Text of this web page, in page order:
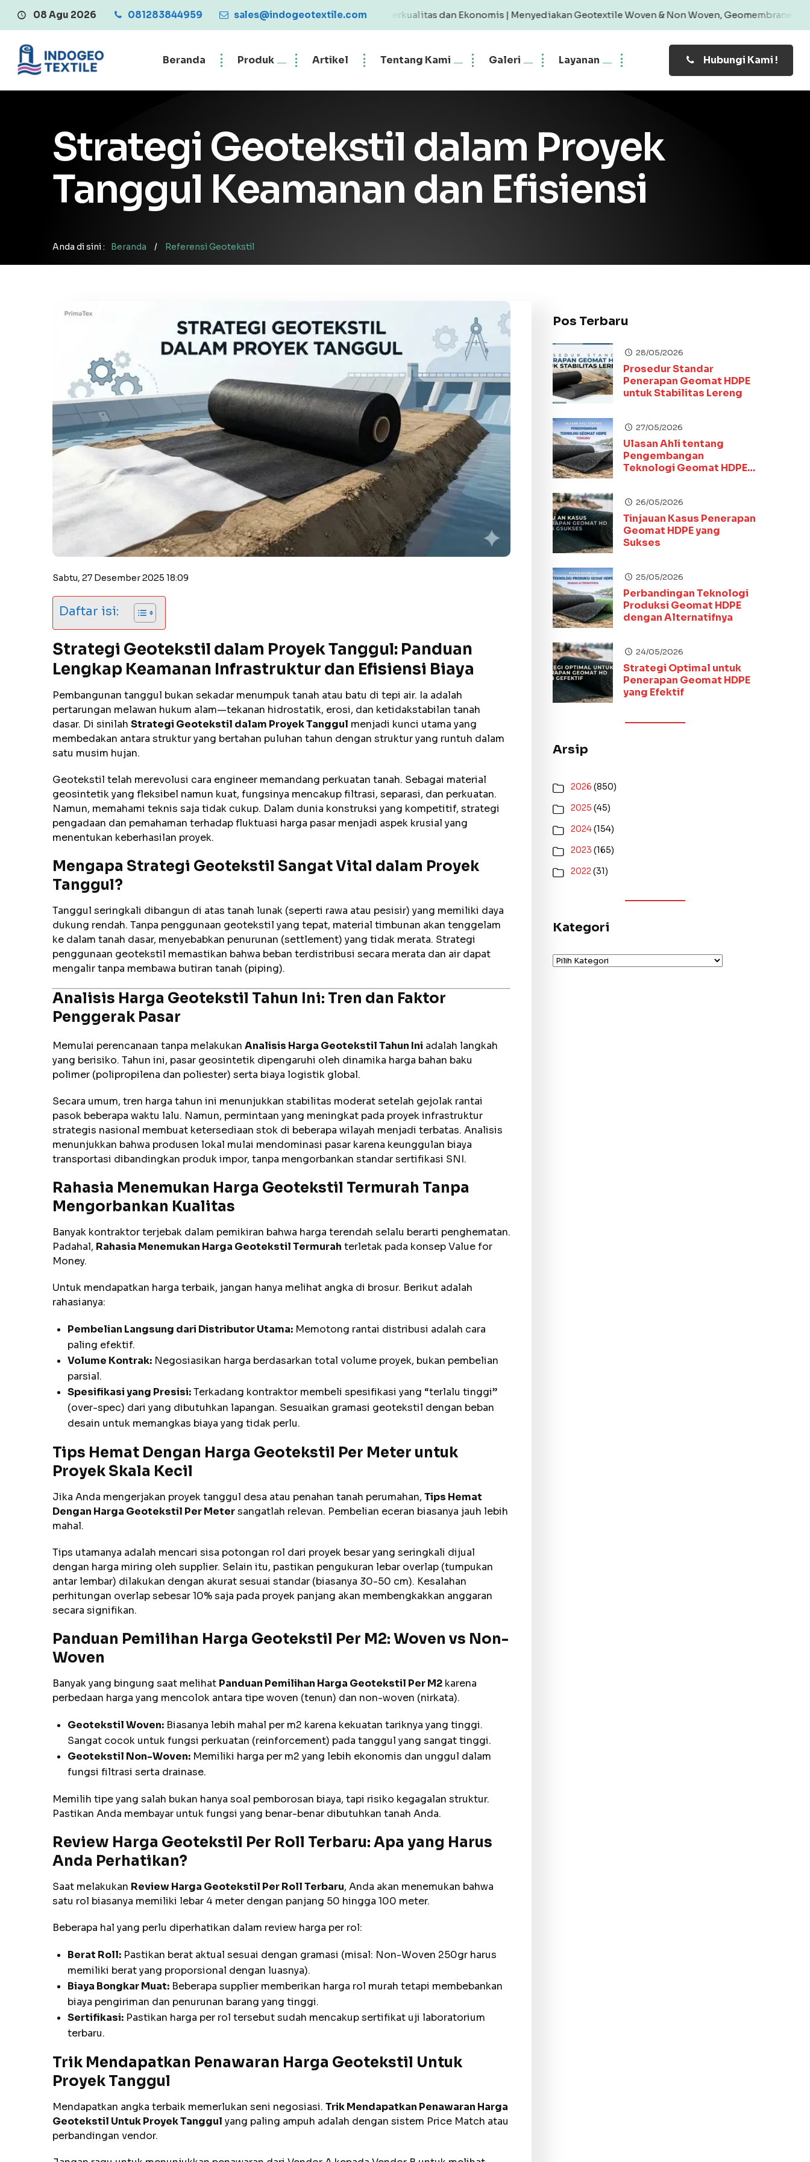
08 Agu 2026 081283844959 sales@indogeotextile.com
Central Penjualan Geotextile Berkualitas dan Ekonomis | Menyediakan Geotextile Woven & Non Woven, Geomembrane, Geobag,
Beranda Produk Artikel Tentang Kami Galeri Layanan Hubungi Kami !
Strategi Geotekstil dalam Proyek
Tanggul Keamanan dan Efisiensi
Anda di sini : Beranda / Referensi Geotekstil
Sabtu, 27 Desember 2025 18:09
Daftar isi:
Strategi Geotekstil dalam Proyek Tanggul: Panduan
Lengkap Keamanan Infrastruktur dan Efisiensi Biaya
Pembangunan tanggul bukan sekadar menumpuk tanah atau batu di tepi air. Ia adalah
pertarungan melawan hukum alam—tekanan hidrostatik, erosi, dan ketidakstabilan tanah
dasar. Di sinilah Strategi Geotekstil dalam Proyek Tanggul menjadi kunci utama yang
membedakan antara struktur yang bertahan puluhan tahun dengan struktur yang runtuh dalam
satu musim hujan.
Geotekstil telah merevolusi cara engineer memandang perkuatan tanah. Sebagai material
geosintetik yang fleksibel namun kuat, fungsinya mencakup filtrasi, separasi, dan perkuatan.
Namun, memahami teknis saja tidak cukup. Dalam dunia konstruksi yang kompetitif, strategi
pengadaan dan pemahaman terhadap fluktuasi harga pasar menjadi aspek krusial yang
menentukan keberhasilan proyek.
Mengapa Strategi Geotekstil Sangat Vital dalam Proyek
Tanggul?
Tanggul seringkali dibangun di atas tanah lunak (seperti rawa atau pesisir) yang memiliki daya
dukung rendah. Tanpa penggunaan geotekstil yang tepat, material timbunan akan tenggelam
ke dalam tanah dasar, menyebabkan penurunan (settlement) yang tidak merata. Strategi
penggunaan geotekstil memastikan bahwa beban terdistribusi secara merata dan air dapat
mengalir tanpa membawa butiran tanah (piping).
Analisis Harga Geotekstil Tahun Ini: Tren dan Faktor
Penggerak Pasar
Memulai perencanaan tanpa melakukan Analisis Harga Geotekstil Tahun Ini adalah langkah
yang berisiko. Tahun ini, pasar geosintetik dipengaruhi oleh dinamika harga bahan baku
polimer (polipropilena dan poliester) serta biaya logistik global.
Secara umum, tren harga tahun ini menunjukkan stabilitas moderat setelah gejolak rantai
pasok beberapa waktu lalu. Namun, permintaan yang meningkat pada proyek infrastruktur
strategis nasional membuat ketersediaan stok di beberapa wilayah menjadi terbatas. Analisis
menunjukkan bahwa produsen lokal mulai mendominasi pasar karena keunggulan biaya
transportasi dibandingkan produk impor, tanpa mengorbankan standar sertifikasi SNI.
Rahasia Menemukan Harga Geotekstil Termurah Tanpa
Mengorbankan Kualitas
Banyak kontraktor terjebak dalam pemikiran bahwa harga terendah selalu berarti penghematan.
Padahal, Rahasia Menemukan Harga Geotekstil Termurah terletak pada konsep Value for
Money.
Untuk mendapatkan harga terbaik, jangan hanya melihat angka di brosur. Berikut adalah
rahasianya:
Pembelian Langsung dari Distributor Utama: Memotong rantai distribusi adalah cara
paling efektif.
Volume Kontrak: Negosiasikan harga berdasarkan total volume proyek, bukan pembelian
parsial.
Spesifikasi yang Presisi:Terkadang kontraktor membeli spesifikasi yang “terlalu tinggi”
(over-spec) dari yang dibutuhkan lapangan. Sesuaikan gramasi geotekstil dengan beban
desain untuk memangkas biaya yang tidak perlu.
Tips Hemat Dengan Harga Geotekstil Per Meter untuk
Proyek Skala Kecil
Jika Anda mengerjakan proyek tanggul desa atau penahan tanah perumahan, Tips Hemat
Dengan Harga Geotekstil Per Metersangatlah relevan. Pembelian eceran biasanya jauh lebih
mahal.
Tips utamanya adalah mencari sisa potongan rol dari proyek besar yang seringkali dijual
dengan harga miring oleh supplier. Selain itu, pastikan pengukuran lebar overlap (tumpukan
antar lembar) dilakukan dengan akurat sesuai standar (biasanya 30-50 cm). Kesalahan
perhitungan overlap sebesar 10% saja pada proyek panjang akan membengkakkan anggaran
secara signifikan.
Panduan Pemilihan Harga Geotekstil Per M2: Woven vs Non-
Woven
Banyak yang bingung saat melihat Panduan Pemilihan Harga Geotekstil Per M2 karena
perbedaan harga yang mencolok antara tipe woven (tenun) dan non-woven (nirkata).
Geotekstil Woven: Biasanya lebih mahal per m2 karena kekuatan tariknya yang tinggi.
Sangat cocok untuk fungsi perkuatan (reinforcement) pada tanggul yang sangat tinggi.
Geotekstil Non-Woven: Memiliki harga per m2 yang lebih ekonomis dan unggul dalam
fungsi filtrasi serta drainase.
Memilih tipe yang salah bukan hanya soal pemborosan biaya, tapi risiko kegagalan struktur.
Pastikan Anda membayar untuk fungsi yang benar-benar dibutuhkan tanah Anda.
Review Harga Geotekstil Per Roll Terbaru: Apa yang Harus
Anda Perhatikan?
Saat melakukan Review Harga Geotekstil Per Roll Terbaru, Anda akan menemukan bahwa
satu rol biasanya memiliki lebar 4 meter dengan panjang 50 hingga 100 meter.
Beberapa hal yang perlu diperhatikan dalam review harga per rol:
Berat Roll: Pastikan berat aktual sesuai dengan gramasi (misal: Non-Woven 250gr harus
memiliki berat yang proporsional dengan luasnya).
Biaya Bongkar Muat: Beberapa supplier memberikan harga rol murah tetapi membebankan
biaya pengiriman dan penurunan barang yang tinggi.
Sertifikasi: Pastikan harga per rol tersebut sudah mencakup sertifikat uji laboratorium
terbaru.
Trik Mendapatkan Penawaran Harga Geotekstil Untuk
Proyek Tanggul
Mendapatkan angka terbaik memerlukan seni negosiasi. Trik Mendapatkan Penawaran Harga
Geotekstil Untuk Proyek Tanggul yang paling ampuh adalah dengan sistem Price Match atau
perbandingan vendor.
Pos Terbaru
28/05/2026
Prosedur Standar
Penerapan Geomat HDPE
untuk Stabilitas Lereng
27/05/2026
Ulasan Ahli tentang
Pengembangan
Teknologi Geomat HDPE
26/05/2026
Tinjauan Kasus Penerapan
Geomat HDPE yang
Sukses
25/05/2026
Perbandingan Teknologi
Produksi Geomat HDPE
dengan Alternatifnya
24/05/2026
Strategi Optimal untuk
Penerapan Geomat HDPE
yang Efektif
Arsip
2026 (850)
2025 (45)
2024(154)
2023 (165)
2022(31)
Kategori
Kategori